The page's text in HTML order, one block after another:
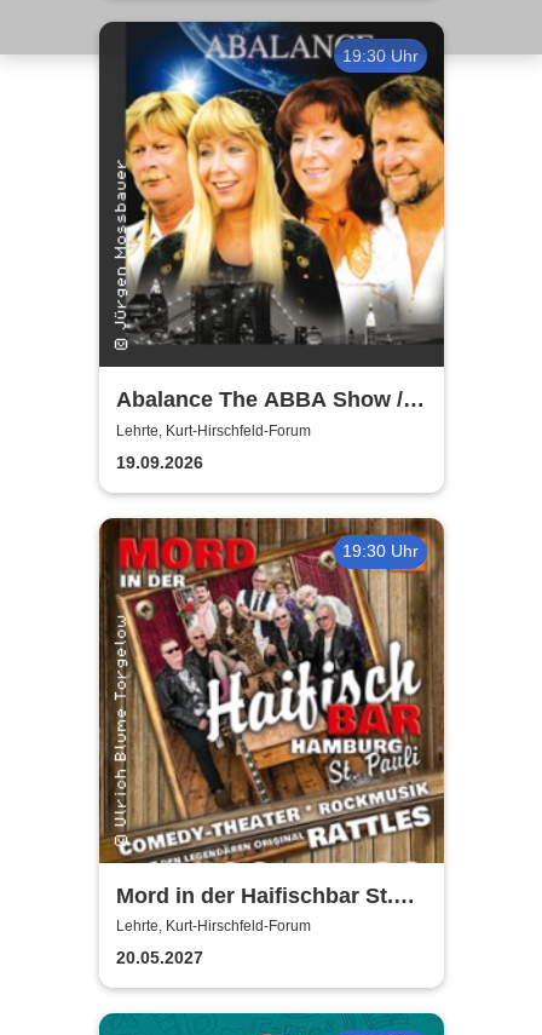
19:30 Uhr
Abalance The ABBA Show /
Revival Show - a tribute to
ABBA
Lehrte, Kurt-Hirschfeld-Forum
19.09.2026
19:30 Uhr
Mord in der Haifischbar St.
Pauli - Theater IK's & The
Rattles - Theater & Musik
Lehrte, Kurt-Hirschfeld-Forum
20.05.2027